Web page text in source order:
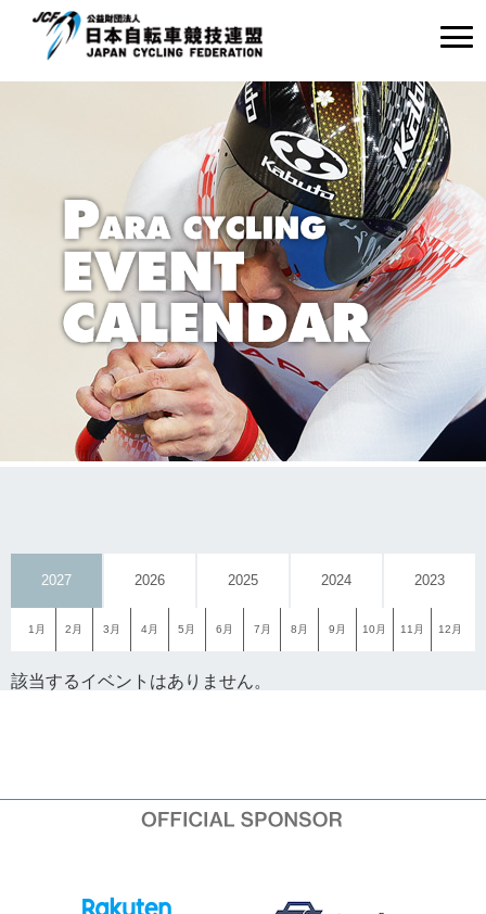
2027 2026 2025 2024 2023
1月 2月 3月 4月 5月 6月 7月 8月 9月 10月 11月 12月
該当するイベントはありません。